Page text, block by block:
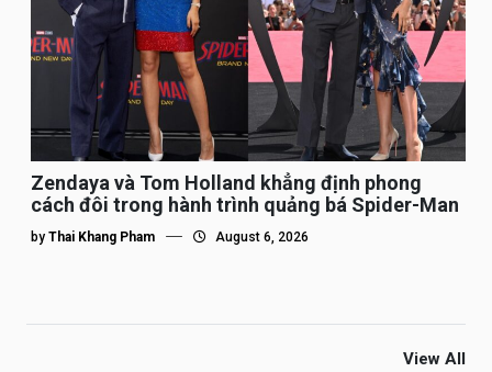
Zendaya và Tom Holland khẳng định phong
cách đôi trong hành trình quảng bá Spider-Man
by Thai Khang Pham August 6, 2026
View All